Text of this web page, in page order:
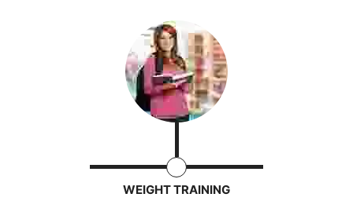
WEIGHT TRAINING